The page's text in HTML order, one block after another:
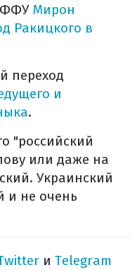
ФФУ Мирон
Ракицкого в
переход
и
.
"российский
или даже на
Украинский
и не очень
и Telegram